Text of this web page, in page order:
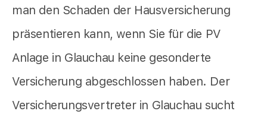
man den Schaden der Hausversicherung
präsentieren kann, wenn Sie für die PV
Anlage in Glauchau keine gesonderte
Versicherung abgeschlossen haben. Der
Versicherungsvertreter in Glauchau sucht